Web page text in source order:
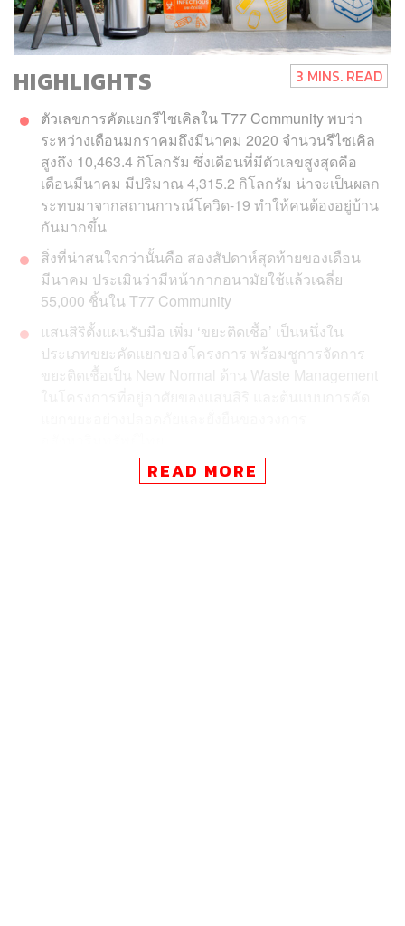
HIGHLIGHTS 3 MINS. READ
ตัวเลขการคัดแยกรีไซเคิลใน T77 Community พบว่า
ระหว่างเดือนมกราคมถึงมีนาคม 2020 จำนวนรีไซเคิล
สูงถึง 10,463.4 กิโลกรัม ซึ่งเดือนที่มีตัวเลขสูงสุดคือ
เดือนมีนาคม มีปริมาณ 4,315.2 กิโลกรัม น่าจะเป็นผลก
ระทบมาจากสถานการณ์โควิด-19 ทำให้คนต้องอยู่บ้าน
กันมากขึ้น
สิ่งที่น่าสนใจกว่านั้นคือ สองสัปดาห์สุดท้ายของเดือน
มีนาคม ประเมินว่ามีหน้ากากอนามัยใช้แล้วเฉลี่ย
55,000 ชิ้นใน T77 Community
แสนสิริตั้งแผนรับมือ เพิ่ม ‘ขยะติดเชื้อ’ เป็นหนึ่งใน
ประเภทขยะคัดแยกของโครงการ พร้อมชูการจัดการ
ขยะติดเชื้อเป็น New Normal ด้าน Waste Management
ใครจะคาดคิดว่าขยะติดเชื้อที่เคยพบเห็นในโรงพยาบาล อาทิ
READ MORE